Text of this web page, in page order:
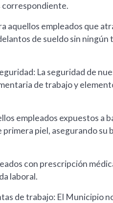
correspondiente.
aquellos empleados que
de sueldo sin ningún
La seguridad de
de trabajo y
empleados expuestos a
piel, asegurando
con prescripción
laboral.
de trabajo: El Municipio